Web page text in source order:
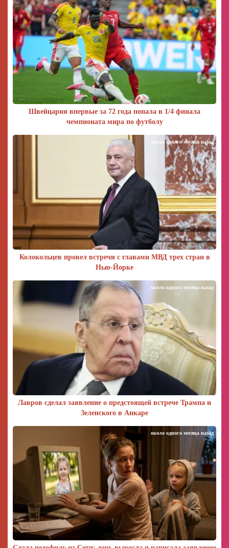
Швейцария впервые за 72 года попала в 1/4 финала
чемпионата мира по футболу
Колокольцев провел встречи с главами МВД трех стран в
Нью-Йорке
около одного месяца назад
Лавров сделал заявление о предстоящей встрече Трампа и
Зеленского в Анкаре
около одного месяца назад
около одного месяца назад